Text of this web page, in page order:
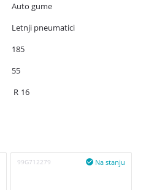
Auto gume
Letnji pneumatici
185
55
R 16
99G712279 Na stanju
